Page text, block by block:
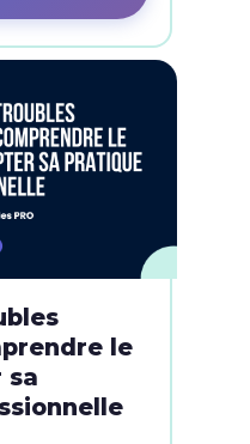
le
sa